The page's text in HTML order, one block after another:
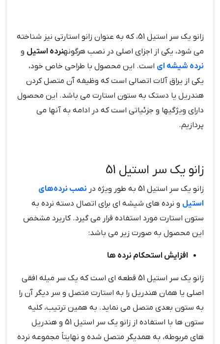
زانو یک سر استیل 51، که به عنوان زانو استارتی نیز شناخته
می ‌شود، یکی از اجزای اصلی در نصب هرگونهنرده‌ استیل و
نرده شیشه ای است. این محصول با طراحی خاص خود،
یکی از یراق آلات اتصالی است که وظیفه آن متصل کردن
هندریل یا دستک به ستون استارت می باشد. این محصول
دارای ویژگیها و جزئیاتی است که در ادامه به آنها می
پردازیم.
زانو یک سر استیل 51
زانو یک سر استیل 51 به طور ویژه در
نصب نرده‌های
استیل و نرده های شیشه ای برای اتصال دسته نرده به
ستون استارت مورد استفاده قرار می ‌گیرد. کاریرد مشخص
این محصول به صورت زیر می باشد:
افزایش استحکام نرده ها
زانو یک سر استیل 51 قطعه ای است که یک سر میله افقی
اصلی یا همان هندریل را به استارت متصل و سر دیگر آن را
به ستون بعدی متصل می نماید. به همین ترتیب، کلیه
ستون ها با استفاده از زانو یک سر استیل 51 و هندریل
های مربوطه، به همدیگر متصل شده و نهایتاً مجموعه نرده